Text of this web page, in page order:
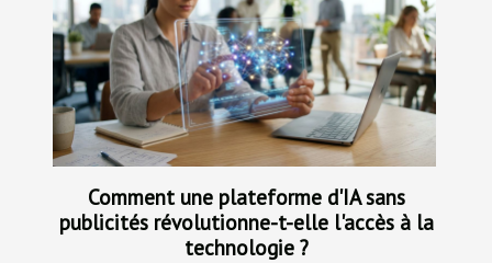
Comment une plateforme d'IA sans
publicités révolutionne-t-elle l'accès à la
technologie ?